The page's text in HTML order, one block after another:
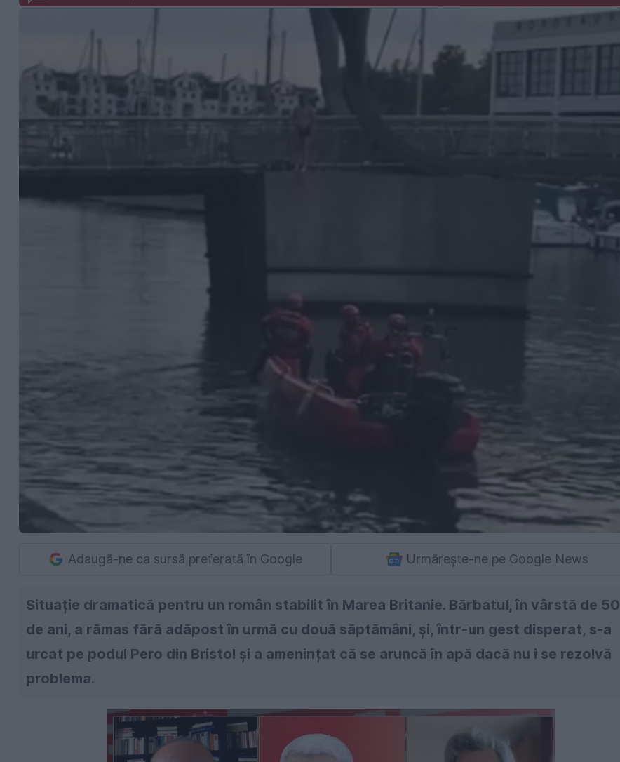
Adaugă-ne ca sursă preferată în Google Urmărește-ne pe Google News
Situație dramatică pentru un român stabilit în Marea Britanie. Bărbatul, în vârstă de 50
de ani, a rămas fără adăpost în urmă cu două săptămâni, și, într-un gest disperat, s-a
urcat pe podul Pero din Bristol și a amenințat că se aruncă în apă dacă nu i se rezolvă
problema.